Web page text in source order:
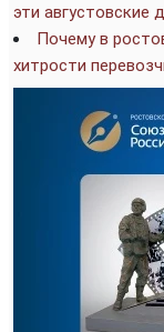
эти августовские
Почему в
хитрости